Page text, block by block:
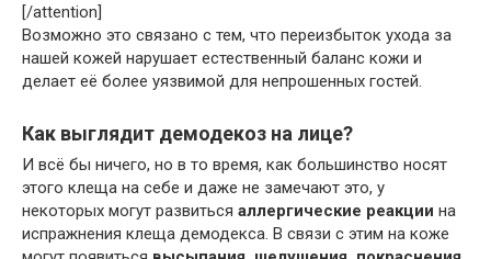
[/attention]
Возможно это связано с тем, что переизбыток ухода за
нашей кожей нарушает естественный баланс кожи и
делает её более уязвимой для непрошенных гостей.
Как выглядит демодекоз на лице?
И всё бы ничего, но в то время, как большинство носят
этого клеща на себе и даже не замечают это, у
некоторых могут развиться аллергические реакции на
испражнения клеща демодекса. В связи с этим на коже